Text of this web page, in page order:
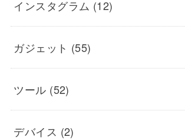
インスタグラム (12)
ガジェット (55)
ツール (52)
デバイス (2)